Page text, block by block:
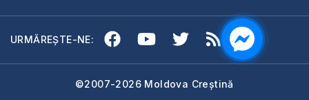
URMĂREȘTE-NE:
©2007-2026 Moldova Creștină